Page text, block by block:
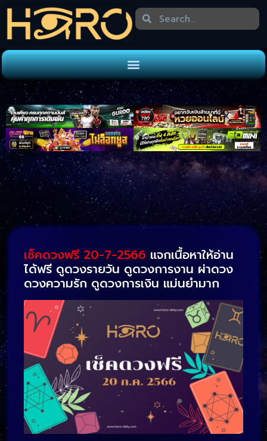
เช็คดวงฟรี 20-7-2566 แจกเนื้อหาให้อ่าน
ได้ฟรี ดูดวงรายวัน ดูดวงการงาน ผ่าดวง
ดวงความรัก ดูดวงการเงิน แม่นยำมาก